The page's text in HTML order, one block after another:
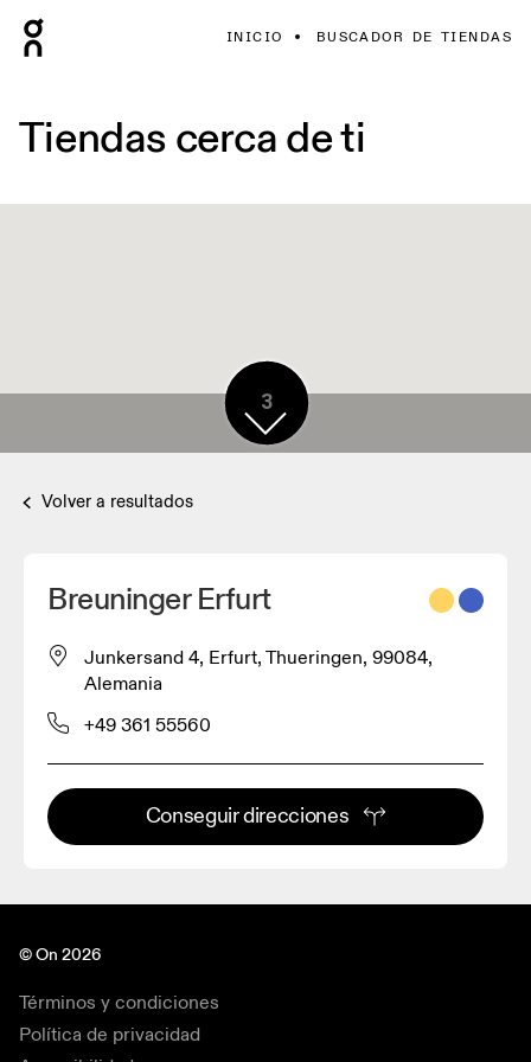
INICIO BUSCADOR DE TIENDAS
Tiendas cerca de ti
3
Volver a resultados
Breuninger Erfurt
Junkersand 4, Erfurt, Thueringen, 99084,
Alemania
+49 361 55560
Conseguir direcciones
© On 2026
Términos y condiciones
Política de privacidad